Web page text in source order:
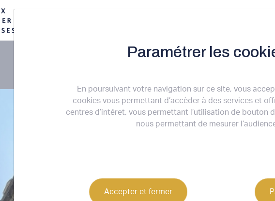
Paramétrer les
En poursuivant votre navigation sur ce site, vous
cookies vous permettant d’accèder à des services et
centres d’intéret, vous permettant l’utilisation de bouton
nous permettant de mesurer
Accepter et fermer